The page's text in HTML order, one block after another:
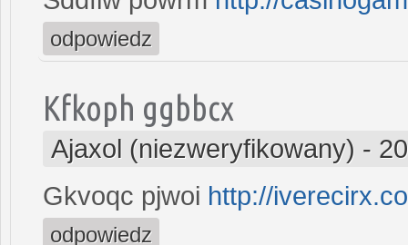
odpowiedz
Kfkoph ggbbcx
Ajaxol (niezweryfikowany) -
Gkvoqc pjwoi http://
odpowiedz